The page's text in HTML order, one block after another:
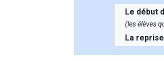
Le début
(les élèves
La